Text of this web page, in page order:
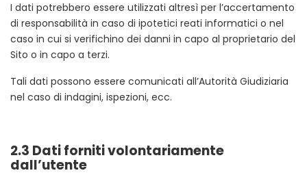
I dati potrebbero essere utilizzati altresì per l’accertamento
di responsabilità in caso di ipotetici reati informatici o nel
caso in cui si verifichino dei danni in capo al proprietario del
Sito o in capo a terzi.
Tali dati possono essere comunicati all’Autorità Giudiziaria
nel caso di indagini, ispezioni, ecc.
2.3 Dati forniti volontariamente
dall’utente